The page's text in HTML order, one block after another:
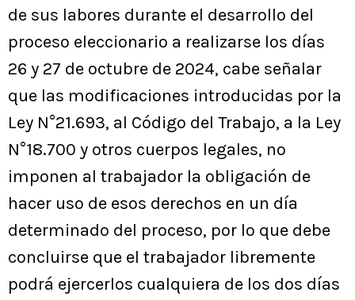
de sus labores durante el desarrollo del
proceso eleccionario a realizarse los días
26 y 27 de octubre de 2024, cabe señalar
que las modificaciones introducidas por la
Ley N°21.693, al Código del Trabajo, a la Ley
N°18.700 y otros cuerpos legales, no
imponen al trabajador la obligación de
hacer uso de esos derechos en un día
determinado del proceso, por lo que debe
concluirse que el trabajador libremente
podrá ejercerlos cualquiera de los dos días